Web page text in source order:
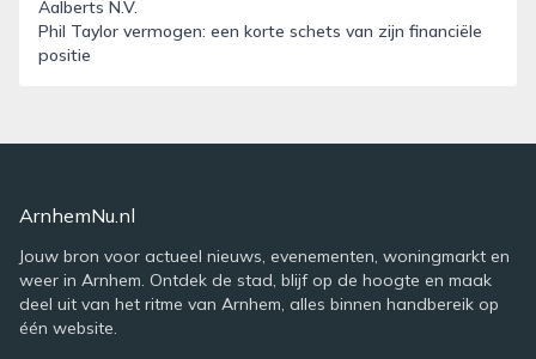
Aalberts N.V.
Phil Taylor vermogen: een korte schets van zijn financiële
positie
ArnhemNu.nl
Jouw bron voor actueel nieuws, evenementen, woningmarkt en
weer in Arnhem. Ontdek de stad, blijf op de hoogte en maak
deel uit van het ritme van Arnhem, alles binnen handbereik op
één website.